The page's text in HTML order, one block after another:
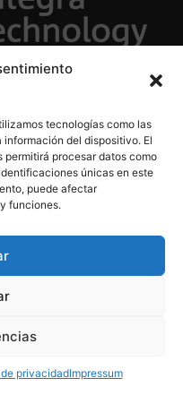
tecnologías como las
del dispositivo. El
procesar datos como
únicas en este
puede afectar
funciones.
privacidadImpressum
564